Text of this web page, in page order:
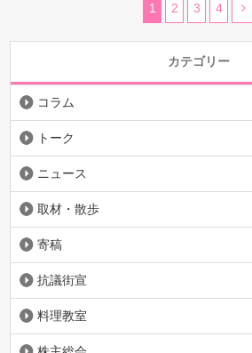
1 2 3 4
カテゴリー
コラム
トーク
ニュース
取材・散歩
寄稿
抗議街宣
料理教室